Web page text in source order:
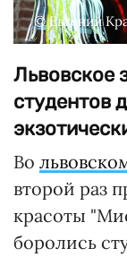
© Евгений
Львовское
студентов
Во
второй раз
красоты
боролись